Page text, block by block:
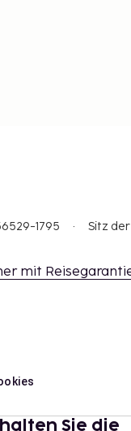
1795 Sitz
mit
Sie die